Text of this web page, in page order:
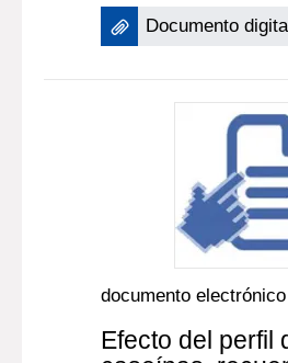
Documento
documento electrónico
Efecto del perfil